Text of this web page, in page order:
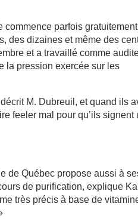
commence parfois
des dizaines et même des
et a travaillé comme
la pression exercée sur les
M. Dubreuil, et quand ils
feeler mal pour qu’ils signent
de Québec propose aussi à
de purification, explique
très précis à base de